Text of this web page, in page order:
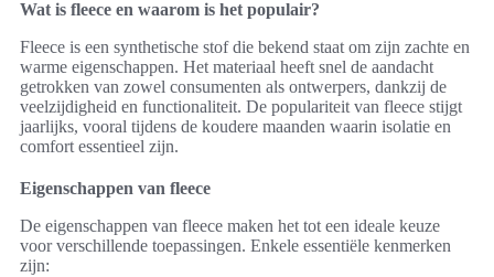
Wat is fleece en waarom is het populair?
Fleece is een synthetische stof die bekend staat om zijn zachte en
warme eigenschappen. Het materiaal heeft snel de aandacht
getrokken van zowel consumenten als ontwerpers, dankzij de
veelzijdigheid en functionaliteit. De populariteit van fleece stijgt
jaarlijks, vooral tijdens de koudere maanden waarin isolatie en
comfort essentieel zijn.
Eigenschappen van fleece
De eigenschappen van fleece maken het tot een ideale keuze
voor verschillende toepassingen. Enkele essentiële kenmerken
zijn: